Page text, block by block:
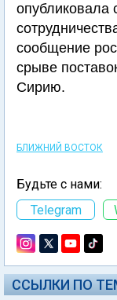
опубликовала
сообщение
срыве
Сирию.
БЛИЖНИЙ ВОСТОК
Будьте с нами:
Telegram
ССЫЛКИ ПО